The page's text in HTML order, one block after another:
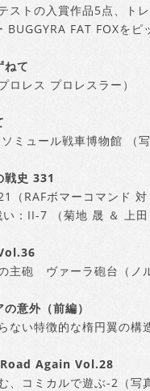
ストの入賞作品5点、ト
FAT FOXをピ
ねて
ロレス プロレスラー）
ミュール戦車博物館 （
戦史 331
（RAFボマーコマンド
：II-7 （菊地 晟 ＆ 上田
主砲 ヴァーラ砲台（ノ
意外（前編）
ない特徴的な楕円翼の構
Again Vol.28
、コミカルで遊ぶ-2（写